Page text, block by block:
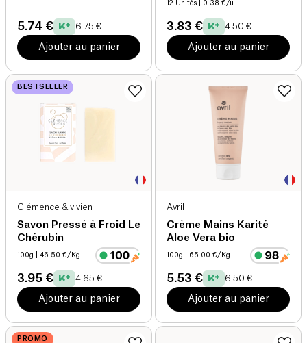
5.74 € 6.75 €
Ajouter au panier
12 Unités | 0.38 €/u
3.83 € 4.50 €
Ajouter au panier
BESTSELLER
Clémence & vivien
Savon Pressé à Froid Le
Chérubin
100g | 46.50 €/Kg
3.95 € 4.65 €
Ajouter au panier
Avril
Crème Mains Karité
Aloe Vera bio
100g | 65.00 €/Kg
5.53 € 6.50 €
Ajouter au panier
PROMO